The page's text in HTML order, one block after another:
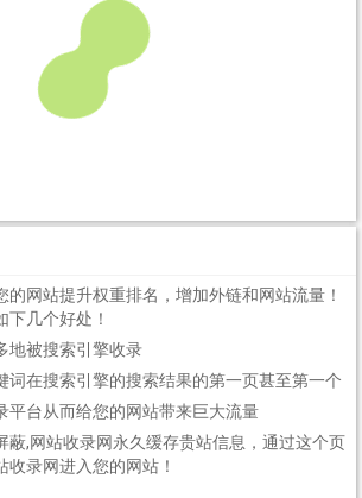
的网站提升权重排名，增加外链和网站流量！
下几个好处！
地被搜索引擎收录
词在搜索引擎的搜索结果的第一页甚至第一个
平台从而给您的网站带来巨大流量
蔽,网站收录网永久缓存贵站信息，通过这个页
录网进入您的网站！